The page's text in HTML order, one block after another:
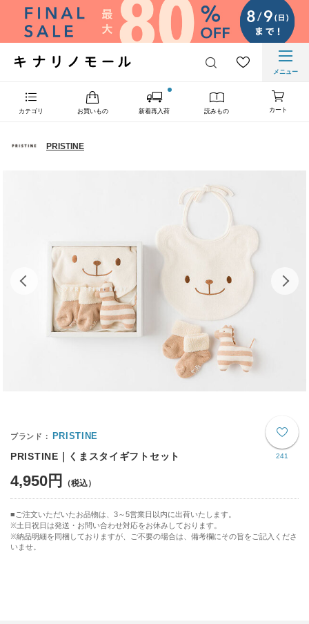
メニュー
カテゴリ お買いもの 新着再入荷 読みもの カート
PRISTINE
241
PRISTINE
PRISTINE｜くまスタイギフトセット
4,950円
ご注文いただいたお品物は、3～5営業日以内に出荷いたします。
※土日祝日は発送・お問い合わせ対応をお休みしております。
※納品明細を同梱しておりますが、ご不要の場合は、備考欄にその旨をご記入くださ
いませ。